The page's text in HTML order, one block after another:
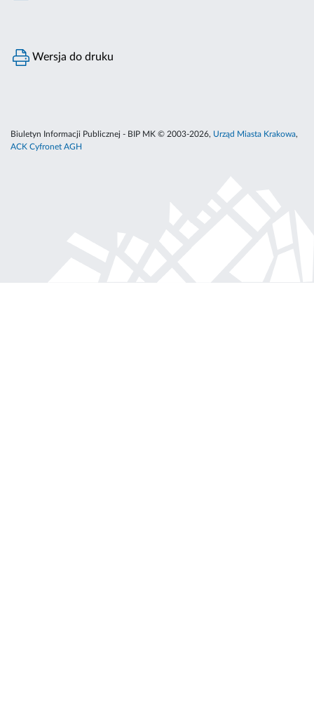
Wersja do druku
Biuletyn Informacji Publicznej - BIP MK © 2003-2026, Urząd Miasta Krakowa,
ACK Cyfronet AGH